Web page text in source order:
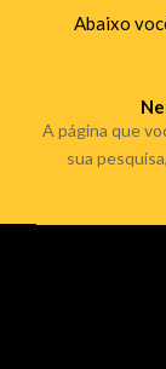
Abaixo
A página que
sua